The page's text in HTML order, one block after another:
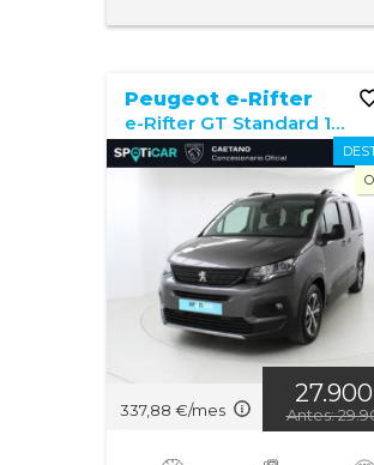
Peugeot e-Rifter
e-Rifter GT Standard 100kw
337,88 €/mes Antes: